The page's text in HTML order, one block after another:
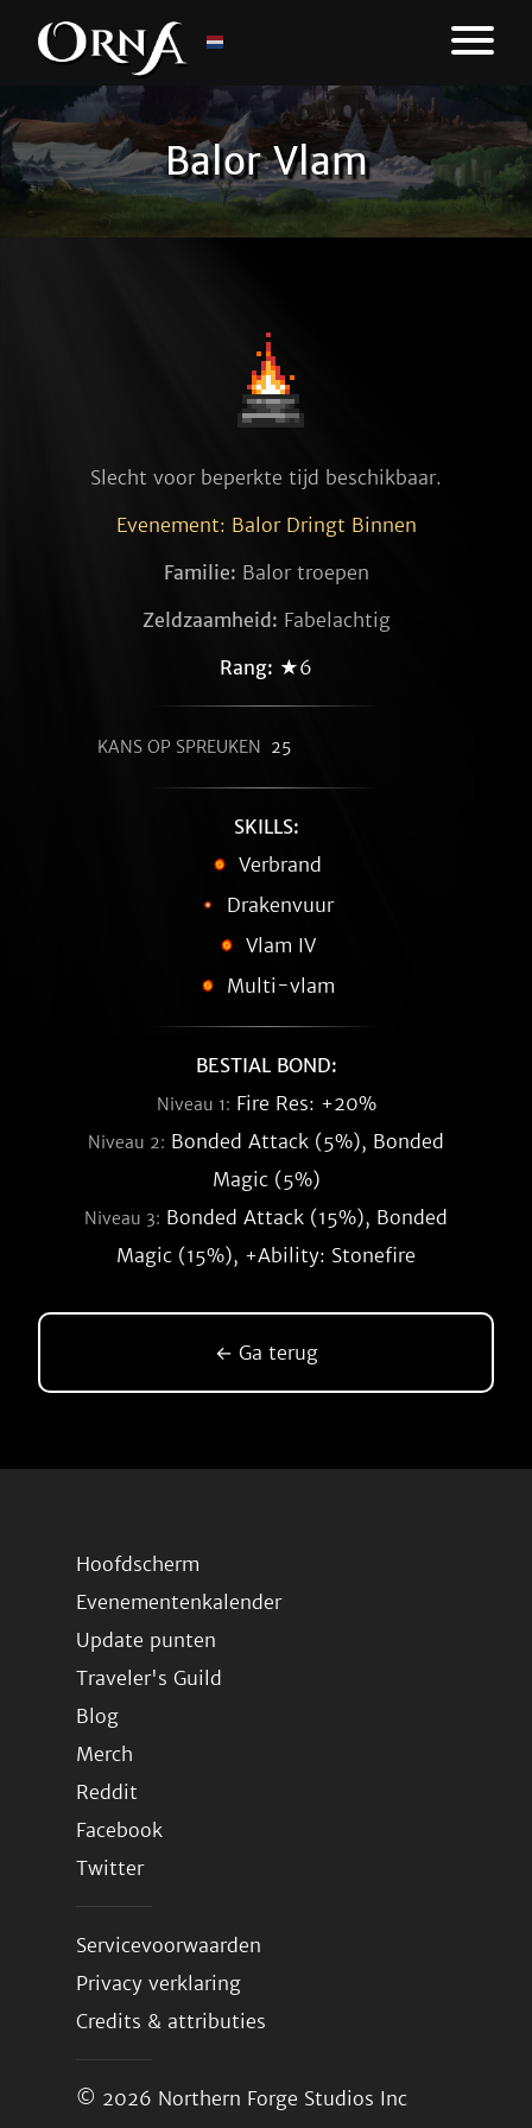
Balor Vlam
Slecht voor beperkte tijd beschikbaar.
Evenement: Balor Dringt Binnen
Familie: Balor troepen
Zeldzaamheid: Fabelachtig
Rang: ★6
KANS OP SPREUKEN 25
SKILLS:
Verbrand
Drakenvuur
Vlam IV
Multi-vlam
BESTIAL BOND:
Niveau 1: Fire Res: +20%
Niveau 2: Bonded Attack (5%), Bonded
Magic (5%)
Niveau 3: Bonded Attack (15%), Bonded
Magic (15%), +Ability: Stonefire
← Ga terug
Hoofdscherm
Evenementenkalender
Update punten
Traveler's Guild
Blog
Merch
Reddit
Facebook
Twitter
Servicevoorwaarden
Privacy verklaring
Credits & attributies
© 2026 Northern Forge Studios Inc